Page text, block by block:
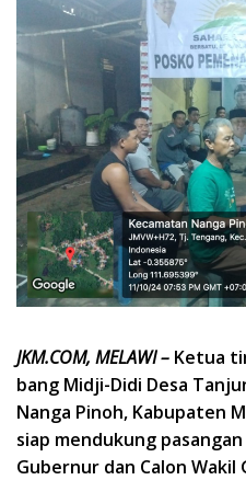
JKM.COM, MELAWI – Ketua
bang Midji-Didi Desa
Nanga Pinoh, Kabupaten
siap mendukung
Gubernur dan Calon